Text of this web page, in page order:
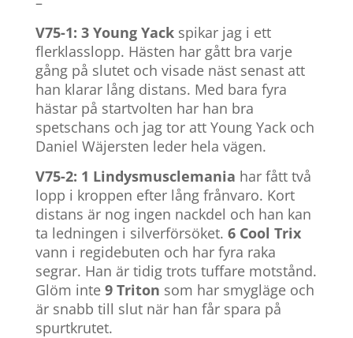
V75-1: 3 Young Yackspikar jag i ett
flerklasslopp. Hästen har gått bra varje
gång på slutet och visade näst senast att
han klarar lång distans. Med bara fyra
hästar på startvolten har han bra
spetschans och jag tor att Young Yack och
Daniel Wäjersten leder hela vägen.
V75-2: 1 Lindysmusclemania har fått två
lopp i kroppen efter lång frånvaro. Kort
distans är nog ingen nackdel och han kan
ta ledningen i silverförsöket. 6 Cool Trix
vann i regidebuten och har fyra raka
segrar. Han är tidig trots tuffare motstånd.
Glöm inte 9 Triton som har smygläge och
är snabb till slut när han får spara på
spurtkrutet.